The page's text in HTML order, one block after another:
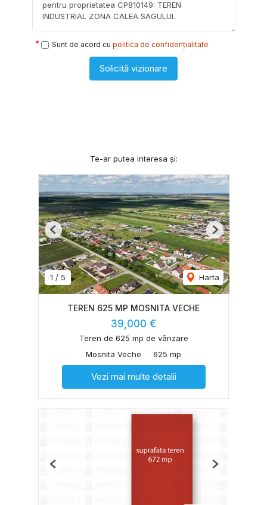
Sunt de acord cu politica de confidențialitate
Solicită vizionare
Te-ar putea interesa și:
1 / 5 Harta
Previous Next
TEREN 625 MP MOSNITA VECHE
39,000 €
Teren de 625 mp de vânzare
Mosnita Veche
625 mp
Vezi mai multe detalii
Previous Next